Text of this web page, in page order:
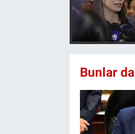
Bunlar
Türkiye'nin Gündemi
Yerel Gündem
Yerel Yaşam
Canlı Yayın